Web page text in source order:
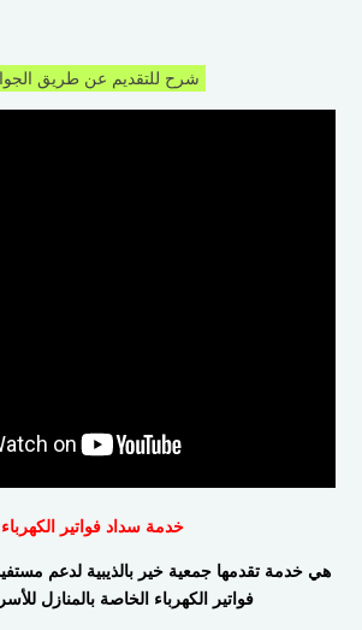
شرح للتقديم عن طريق
خدمة سداد فواتير الكهرباء
هي خدمة تقدمها جمعية خير بالذيبية لدعم
فواتير الكهرباء الخاصة بالمنازل